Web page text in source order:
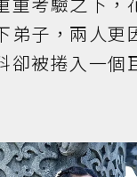
弟子，兩人更
卻被捲入一個